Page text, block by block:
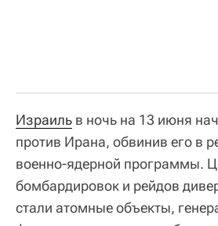
Израиль в ночь на 13 июня
против Ирана, обвинив его в
военно-ядерной программы.
бомбардировок и рейдов
стали атомные объекты,